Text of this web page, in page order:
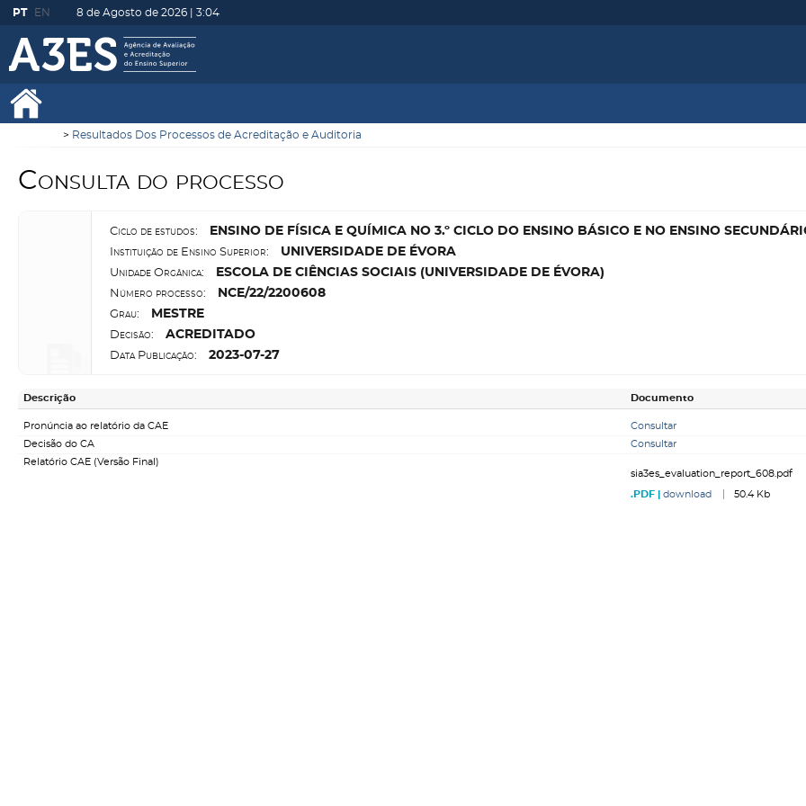
PT EN 8 de Agosto de 2026 | 3:04
Resultados Dos Processos de Acreditação e Auditoria
Consulta do processo
Ciclo de estudos: E NSINO DE FÍSICA E QUÍMICA NO 3.º CICLO DO ENSINO BÁSICO E NO ENSINO
Instituição de Ensino Superior: U NIVERSIDADE DE ÉVORA
Unidade Orgânica: ESCOLA DE CIÊNCIAS SOCIAIS (UNIVERSIDADE DE ÉVORA)
Número processo: N CE/22/2200608
Grau: M ESTRE
Decisão: ACREDITADO
Data Publicação: 2023-07-27
Descrição Documento
Pronúncia ao relatório da CAE
Consultar
Decisão do CA
Consultar
Relatório CAE (Versão Final)
sia3es_evaluation_report_608.pdf
download 50.4 Kb